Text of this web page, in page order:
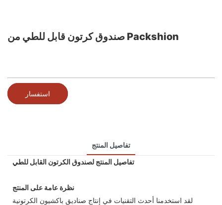
صندوق كرتون قابل للطي من Packshion
استفسار
تفاصيل المنتج
تفاصيل المنتج لصندوق الكرتون القابل للطي
نظرة عامة على المنتج
لقد استخدمنا أحدث التقنيات في إنتاج صناديق باكشيون الكرتونية